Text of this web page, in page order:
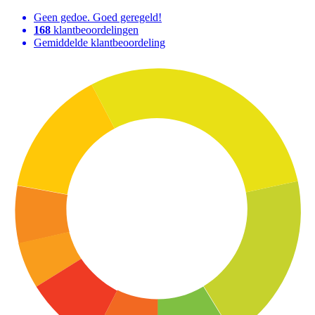
Geen gedoe. Goed geregeld!
168 klantbeoordelingen
Gemiddelde klantbeoordeling